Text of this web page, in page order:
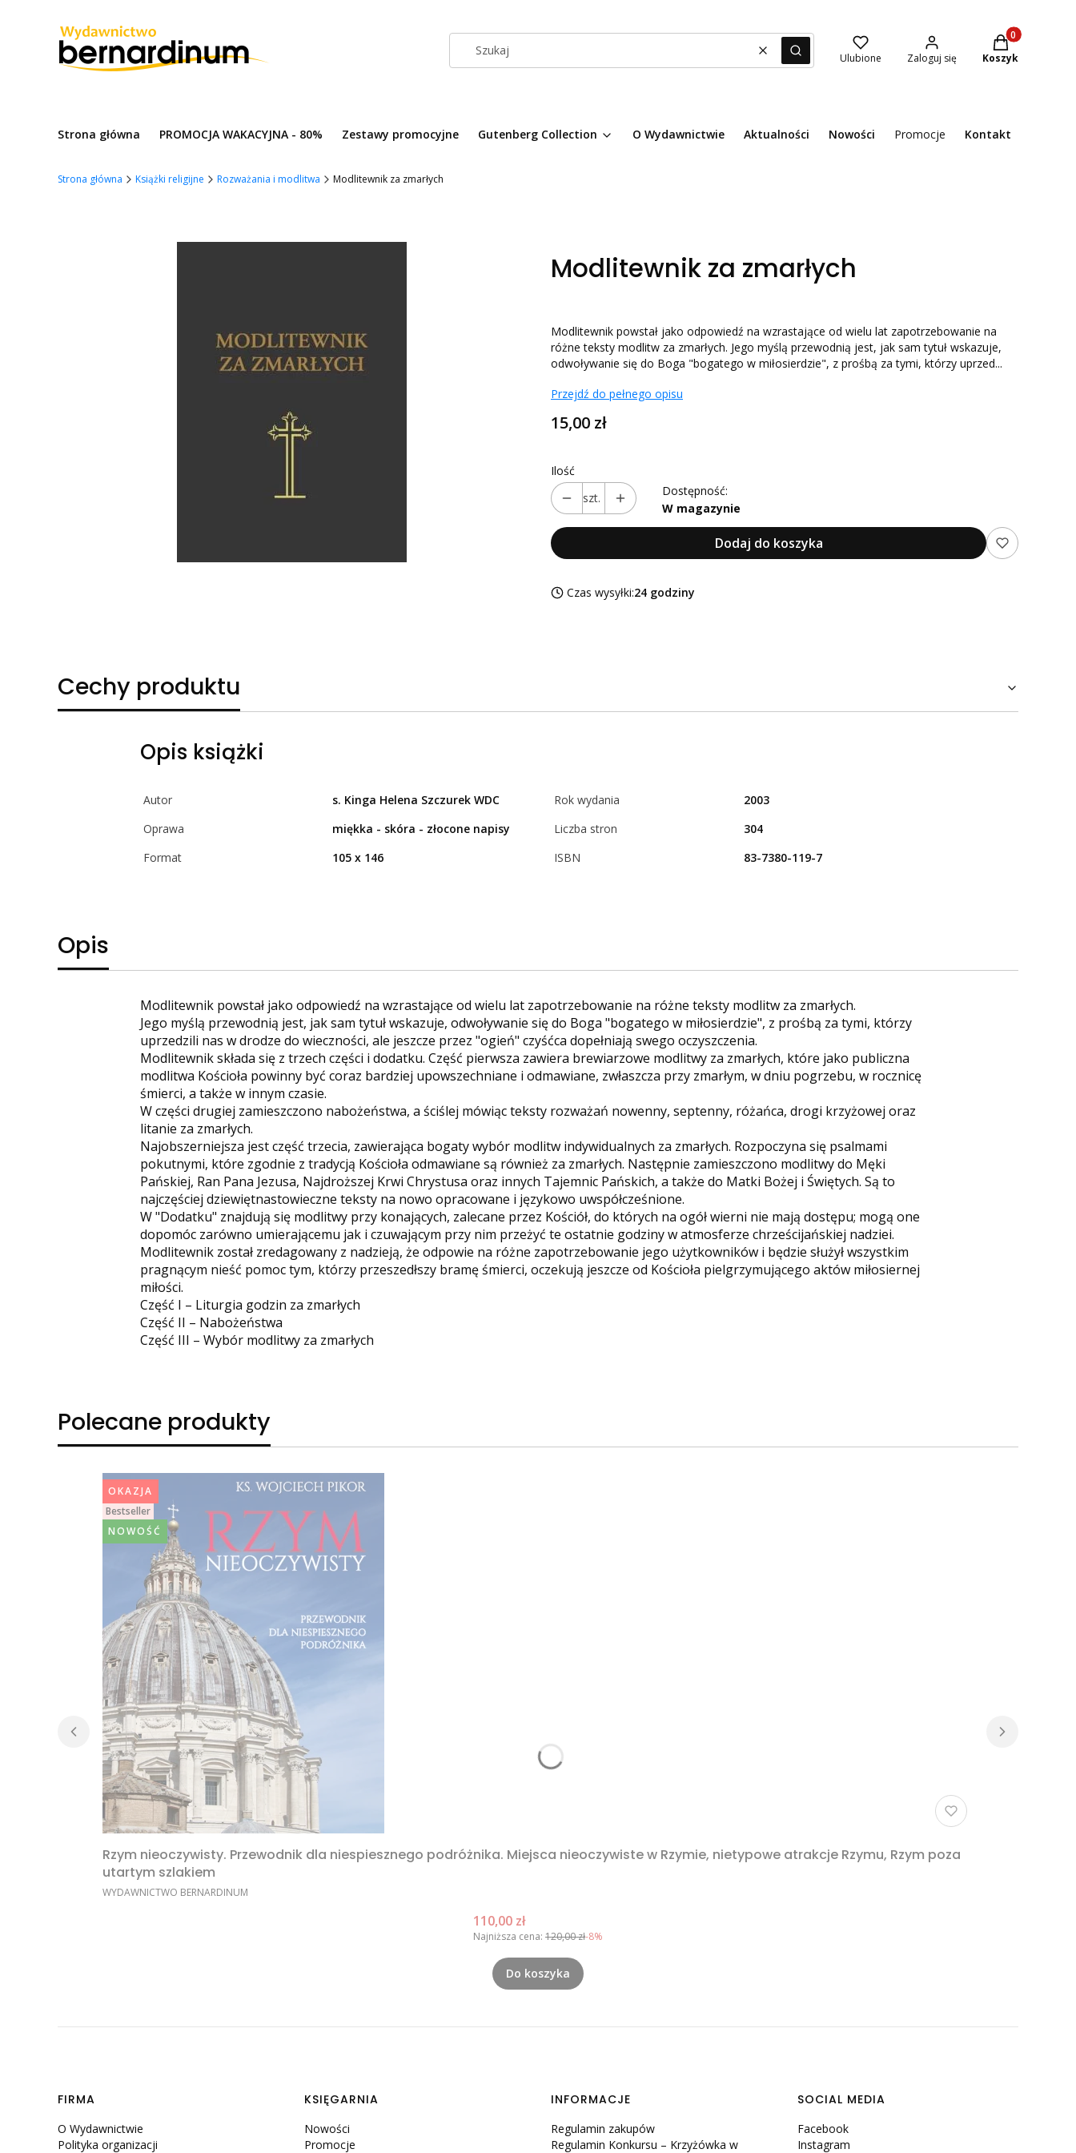
WyczyśćSzukaj Ulubione Zaloguj się
Produkty w
Koszyk
Strona główna PROMOCJA WAKACYJNA - 80% Zestawy promocyjne Gutenberg Collection O Wydawnictwie Aktualności Nowości Promocje Kontakt
Strona główna Książki religijne Rozważania i modlitwa Modlitewnik za zmarłych
Modlitewnik za zmarłych
Modlitewnik powstał jako odpowiedź na wzrastające od wielu lat zapotrzebowanie na
różne teksty modlitw za zmarłych. Jego myślą przewodnią jest, jak sam tytuł wskazuje,
odwoływanie się do Boga "bogatego w miłosierdzie", z prośbą za tymi, którzy uprzed...
Przejdź do pełnego opisu
Cena
15,00 zł
Ilość
szt.
Dostępność:
W magazynie
Dodaj do koszyka
Czas wysyłki:24 godziny
Cechy produktu
Opis książki
Autor s. Kinga Helena Szczurek WDC Rok wydania
2003
Oprawa
miękka - skóra - złocone napisy Liczba stron
304
Format
105 x 146 ISBN 83-7380-119-7
Opis
Modlitewnik powstał jako odpowiedź na wzrastające od wielu lat zapotrzebowanie na różne teksty modlitw za zmarłych.
Jego myślą przewodnią jest, jak sam tytuł wskazuje, odwoływanie się do Boga "bogatego w miłosierdzie", z prośbą za tymi, którzy
uprzedzili nas w drodze do wieczności, ale jeszcze przez "ogień" czyśćca dopełniają swego oczyszczenia.
Modlitewnik składa się z trzech części i dodatku. Część pierwsza zawiera brewiarzowe modlitwy za zmarłych, które jako publiczna
modlitwa Kościoła powinny być coraz bardziej upowszechniane i odmawiane, zwłaszcza przy zmarłym, w dniu pogrzebu, w rocznicę
śmierci, a także w innym czasie.
W części drugiej zamieszczono nabożeństwa, a ściślej mówiąc teksty rozważań nowenny, septenny, różańca, drogi krzyżowej oraz
litanie za zmarłych.
Najobszerniejsza jest część trzecia, zawierająca bogaty wybór modlitw indywidualnych za zmarłych. Rozpoczyna się psalmami
pokutnymi, które zgodnie z tradycją Kościoła odmawiane są również za zmarłych. Następnie zamieszczono modlitwy do Męki
Pańskiej, Ran Pana Jezusa, Najdroższej Krwi Chrystusa oraz innych Tajemnic Pańskich, a także do Matki Bożej i Świętych. Są to
najczęściej dziewiętnastowieczne teksty na nowo opracowane i językowo uwspółcześnione.
W "Dodatku" znajdują się modlitwy przy konających, zalecane przez Kościół, do których na ogół wierni nie mają dostępu; mogą one
dopomóc zarówno umierającemu jak i czuwającym przy nim przeżyć te ostatnie godziny w atmosferze chrześcijańskiej nadziei.
Modlitewnik został zredagowany z nadzieją, że odpowie na różne zapotrzebowanie jego użytkowników i będzie służył wszystkim
pragnącym nieść pomoc tym, którzy przeszedłszy bramę śmierci, oczekują jeszcze od Kościoła pielgrzymującego aktów miłosiernej
miłości.
Część I – Liturgia godzin za zmarłych
Część II – Nabożeństwa
Część III – Wybór modlitwy za zmarłych
Polecane produkty
OKAZJA
Bestseller
NOWOŚĆ
Rzym nieoczywisty. Przewodnik dla niespiesznego podróżnika. Miejsca nieoczywiste w Rzymie, nietypowe atrakcje Rzymu, Rzym poza
utartym szlakiem
PRODUCENT
WYDAWNICTWO BERNARDINUM
Cena promocyjna
110,00 zł
Najniższa cena: 120,00 zł-8%
Do koszyka
Linki w stopce
FIRMA
O Wydawnictwie
Polityka organizacji
KSIĘGARNIA
Nowości
Promocje
INFORMACJE
Regulamin zakupów
Regulamin Konkursu – Krzyżówka w
SOCIAL MEDIA
Facebook
Instagram